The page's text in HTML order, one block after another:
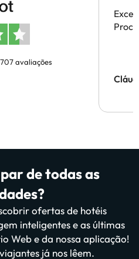
avaliações
de todas as
ofertas de hotéis
inteligentes e as últimas
Web e da nossa aplicação!
já nos lêem.